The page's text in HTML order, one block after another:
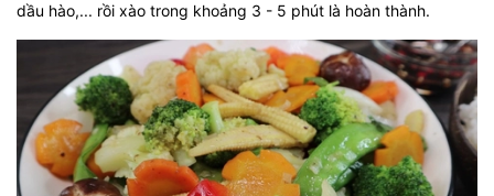
dầu hào,... rồi xào trong khoảng 3 - 5 phút là hoàn thành.